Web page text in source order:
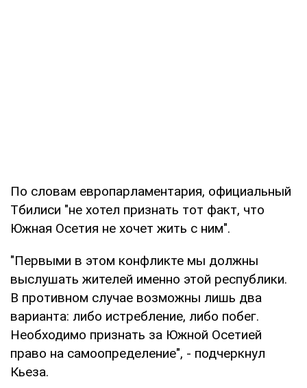
По словам европарламентария, официальный
Тбилиси "не хотел признать тот факт, что
Южная Осетия не хочет жить с ним".
"Первыми в этом конфликте мы должны
выслушать жителей именно этой республики.
В противном случае возможны лишь два
варианта: либо истребление, либо побег.
Необходимо признать за Южной Осетией
право на самоопределение", - подчеркнул
Кьеза.